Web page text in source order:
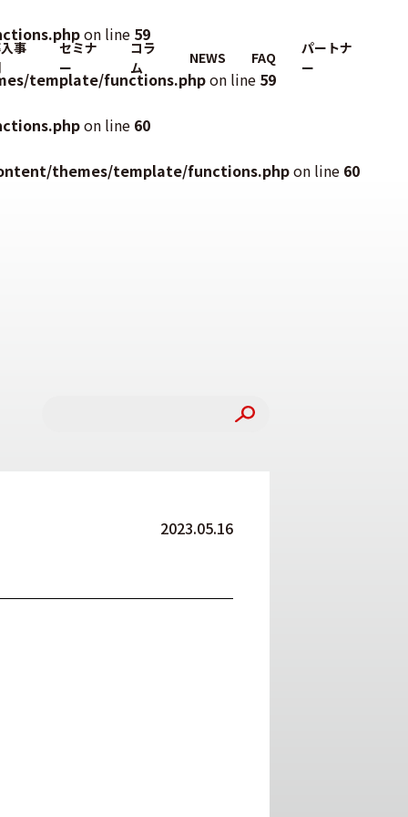
on line 59
template/functions.phpon line 59
on line 60
themes/template/functions.phpon line 60
事
セミナ
ー
コラ
ム
NEWS FAQ
パートナ
ー
2023.05.16